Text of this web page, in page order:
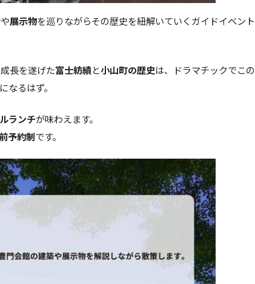
や展示物を巡りながらその歴史を紐解いていくガイドイベント
長を遂げた富士紡績と小山町の歴史は、ドラマチックでこの
なるはず。
ランチが味わえます。
予約制です。